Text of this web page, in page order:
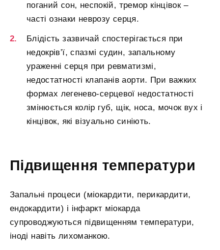
поганий сон, неспокій, тремор кінцівок –
часті ознаки неврозу серця.
Блідість зазвичай спостерігається при
недокрів’ї, спазмі судин, запальному
ураженні серця при ревматизмі,
недостатності клапанів аорти. При важких
формах легенево-серцевої недостатності
змінюється колір губ, щік, носа, мочок вух і
кінцівок, які візуально синіють.
Підвищення температури
Запальні процеси (міокардити, перикардити,
ендокардити) і інфаркт міокарда
супроводжуються підвищенням температури,
іноді навіть лихоманкою.